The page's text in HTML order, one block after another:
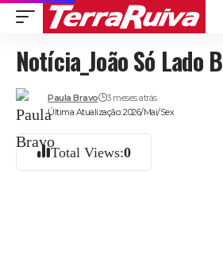
Notícia_João Só Lado B
Última Atualização: 2026/Mai/Sex
Paula Bravo 3 meses atrás
Total Views:0